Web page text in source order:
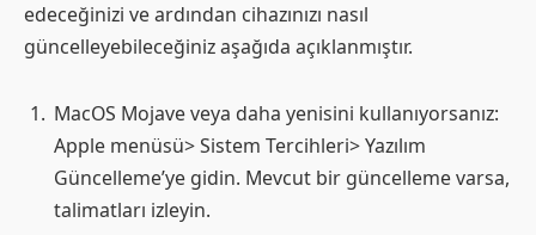
edeceğinizi ve ardından cihazınızı nasıl
güncelleyebileceğiniz aşağıda açıklanmıştır.
MacOS Mojave veya daha yenisini kullanıyorsanız:
Apple menüsü> Sistem Tercihleri> Yazılım
Güncelleme’ye gidin. Mevcut bir güncelleme varsa,
talimatları izleyin.